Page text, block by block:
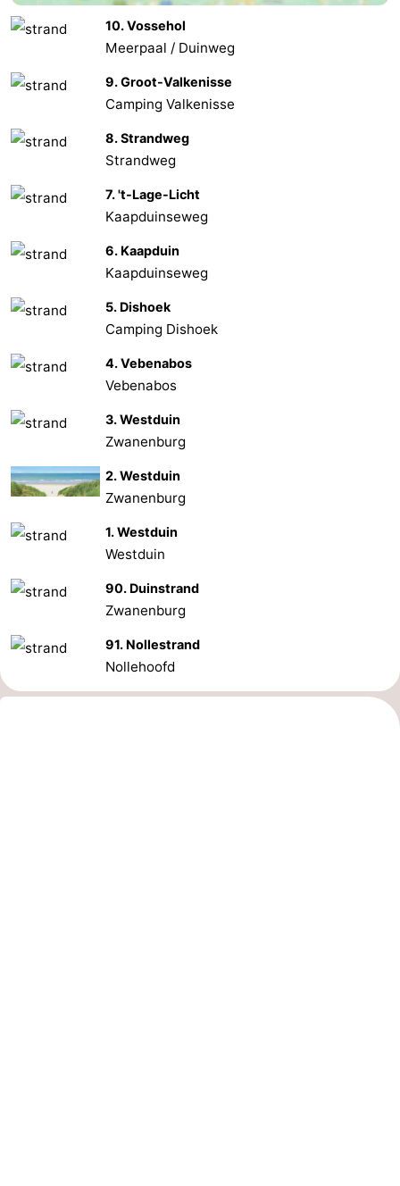
Zoutelande
-
Natuur
bos
-
Middelburg
Zeeuws-
Vlaanderen
-
Cadzand
-
Natuur
Zwin
Weer
10. Vossehol
Meerpaal / Duinweg
9. Groot-Valkenisse
Camping Valkenisse
8. Strandweg
Strandweg
7. 't-Lage-Licht
Kaapduinseweg
6. Kaapduin
Kaapduinseweg
5. Dishoek
Camping Dishoek
4. Vebenabos
Vebenabos
3. Westduin
Zwanenburg
2. Westduin
Zwanenburg
1. Westduin
Westduin
90. Duinstrand
Zwanenburg
91. Nollestrand
Nollehoofd